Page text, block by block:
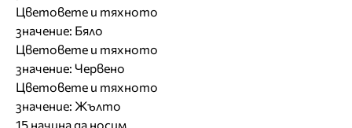
Цветовете и тяхното
значение: Бяло
Цветовете и тяхното
значение: Червено
Цветовете и тяхното
значение: Жълто
15 начина да носим